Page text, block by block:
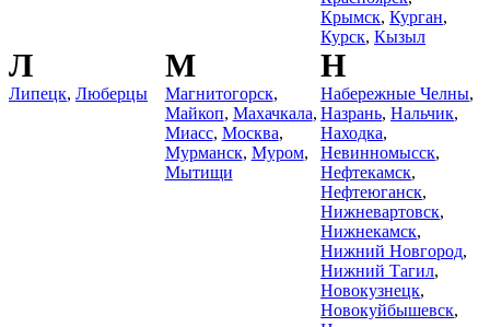
Крымск,Курган,
Курск,Кызыл
Л
Липецк, Люберцы
М
Магнитогорск,
Майкоп, Махачкала,
Миасс, Москва,
Мурманск, Муром,
Мытищи
Н
Набережные Челны,
Назрань,Нальчик,
Находка,
Невинномысск,
Нефтекамск,
Нефтеюганск,
Нижневартовск,
Нижнекамск,
Нижний Новгород,
Нижний Тагил,
Новокузнецк,
Новокуйбышевск,